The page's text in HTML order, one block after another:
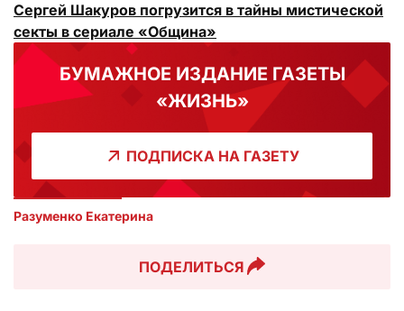
Сергей Шакуров погрузится в тайны мистической
секты в сериале «Община»
БУМАЖНОЕ ИЗДАНИЕ ГАЗЕТЫ
«ЖИЗНЬ»
ПОДПИСКА НА ГАЗЕТУ
Разуменко Екатерина
ПОДЕЛИТЬСЯ